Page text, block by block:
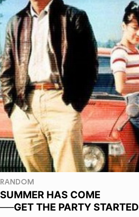
RANDOM
SUMMER HAS COME
──GET THE PARTY STARTED